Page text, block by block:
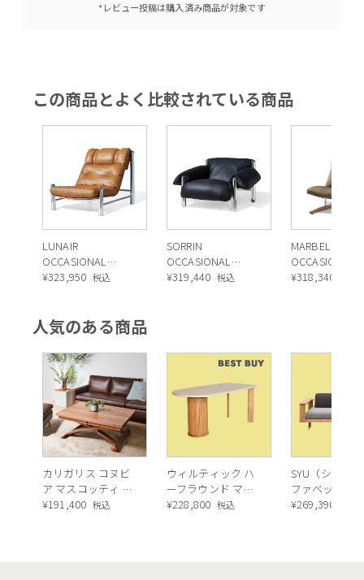
*レビュー投稿は購入済み商品が対象です
この商品とよく比較されている商品
LUNAIR
OCCASIONAL
CHAIR（ルネア オ
¥323,950 税込
SORRIN
OCCASIONAL
CHAIR （ソリン オ
¥319,440 税込
MARBELLA
OCCASIONAL
CHAIR（マル
¥318,340
人気のある商品
カリガリス コヌビ
ア マスコッティ 伸
長・昇降式テーブ
¥191,400 税込
ウィルティック ハ
ーフラウンド マテ
ィエラ塗装 ダイニ
¥228,800 税込
SYU（シュウ
ファベッド（
ュラル）
¥269,390